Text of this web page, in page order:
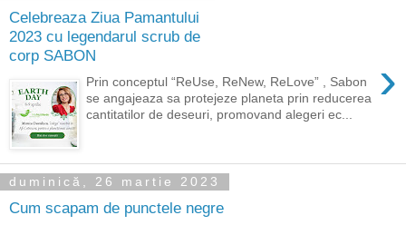
Celebreaza Ziua Pamantului
2023 cu legendarul scrub de
corp SABON
›
Prin conceptul “ReUse, ReNew, ReLove” , Sabon
se angajeaza sa protejeze planeta prin reducerea
cantitatilor de deseuri, promovand alegeri ec...
duminică, 26 martie 2023
Cum scapam de punctele negre